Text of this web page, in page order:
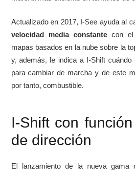
Actualizado en 2017, I-See ayuda al
velocidad media constantecon el
mapas basados en la nube sobre la
y, además, le indica a I-Shift
para cambiar de marcha y de este
por tanto, combustible.
I-Shift con
de dirección
El lanzamiento de la nueva gama